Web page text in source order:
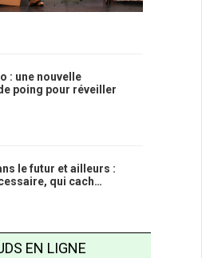
: une nouvelle
poing pour réveiller
le futur et ailleurs :
qui cach…
EN LIGNE